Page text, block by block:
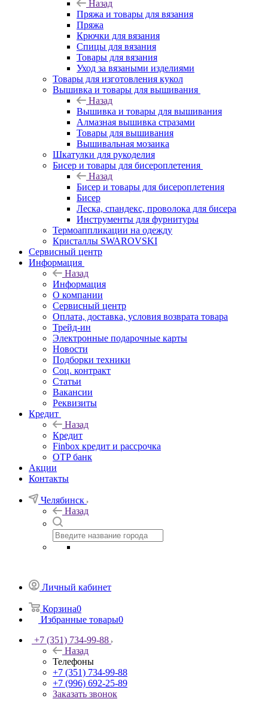
Назад
Пряжа и товары для вязания
Пряжа
Крючки для вязания
Спицы для вязания
Товары для вязания
Уход за вязаными изделиями
Товары для изготовления кукол
Вышивка и товары для вышивания
Назад
Вышивка и товары для вышивания
Алмазная вышивка стразами
Товары для вышивания
Вышивальная мозаика
Шкатулки для рукоделия
Бисер и товары для бисероплетения
Назад
Бисер и товары для бисероплетения
Бисер
Леска, спандекс, проволока для бисера
Инструменты для фурнитуры
Термоаппликации на одежду
Кристаллы SWAROVSKI
Сервисный центр
Информация
Назад
Информация
О компании
Сервисный центр
Оплата, доставка, условия возврата товара
Трейд-ин
Электронные подарочные карты
Новости
Подборки техники
Соц. контракт
Статьи
Вакансии
Реквизиты
Кредит
Назад
Кредит
Finbox кредит и рассрочка
OTP банк
Акции
Контакты
Челябинск
Назад
Личный кабинет
Корзина0
Избранные товары0
+7 (351) 734-99-88
Назад
Телефоны
+7 (351) 734-99-88
+7 (996) 692-25-89
Заказать звонок